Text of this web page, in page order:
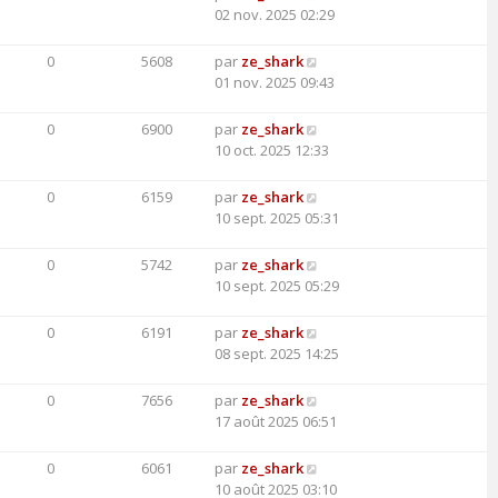
02 nov. 2025 02:29
0 5608 par ze_shark
01 nov. 2025 09:43
0 6900 par ze_shark
10 oct. 2025 12:33
0 6159 par ze_shark
10 sept. 2025 05:31
0 5742 par ze_shark
10 sept. 2025 05:29
0 6191 par ze_shark
08 sept. 2025 14:25
0 7656 par ze_shark
17 août 2025 06:51
0 6061 par ze_shark
10 août 2025 03:10